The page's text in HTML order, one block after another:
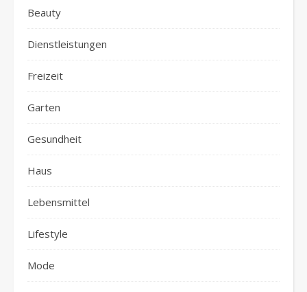
Beauty
Dienstleistungen
Freizeit
Garten
Gesundheit
Haus
Lebensmittel
Lifestyle
Mode